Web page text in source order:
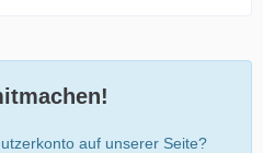
auf unserer Seite?